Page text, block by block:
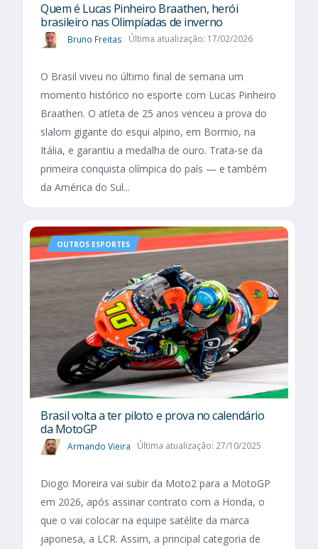
Quem é Lucas Pinheiro Braathen, herói
brasileiro nas Olimpíadas de inverno
Bruno Freitas Última atualização: 17/02/2026
O Brasil viveu no último final de semana um
momento histórico no esporte com Lucas Pinheiro
Braathen. O atleta de 25 anos venceu a prova do
slalom gigante do esqui alpino, em Bormio, na
Itália, e garantiu a medalha de ouro. Trata-se da
primeira conquista olímpica do país — e também
da América do Sul...
OUTROS ESPORTES
Brasil volta a ter piloto e prova no calendário
da MotoGP
Armando Vieira Última atualização: 27/10/2025
Diogo Moreira vai subir da Moto2 para a MotoGP
em 2026, após assinar contrato com a Honda, o
que o vai colocar na equipe satélite da marca
japonesa, a LCR. Assim, a principal categoria de